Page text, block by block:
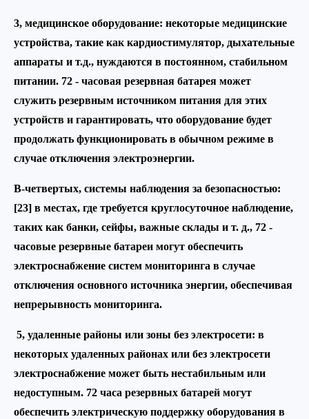
3, медицинское оборудование: некоторые медицинские
устройства, такие как кардиостимулятор, дыхательные
аппараты и т.д., нуждаются в постоянном, стабильном
питании. 72 - часовая резервная батарея может
служить резервным источником питания для этих
устройств и гарантировать, что оборудование будет
продолжать функционировать в обычном режиме в
случае отключения электроэнергии.
В-четвертых, системы наблюдения за безопасностью:
[23] в местах, где требуется круглосуточное наблюдение,
таких как банки, сейфы, важные склады и т. д., 72 -
часовые резервные батареи могут обеспечить
электроснабжение систем мониторинга в случае
отключения основного источника энергии, обеспечивая
непрерывность мониторинга.
5, удаленные районы или зоны без электросети: в
некоторых удаленных районах или без электросети
электроснабжение может быть нестабильным или
недоступным. 72 часа резервных батарей могут
обеспечить электрическую поддержку оборудования в